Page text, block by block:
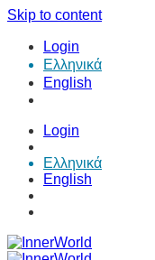
Skip to content
Login
Ελληνικά
English
Login
Ελληνικά
English